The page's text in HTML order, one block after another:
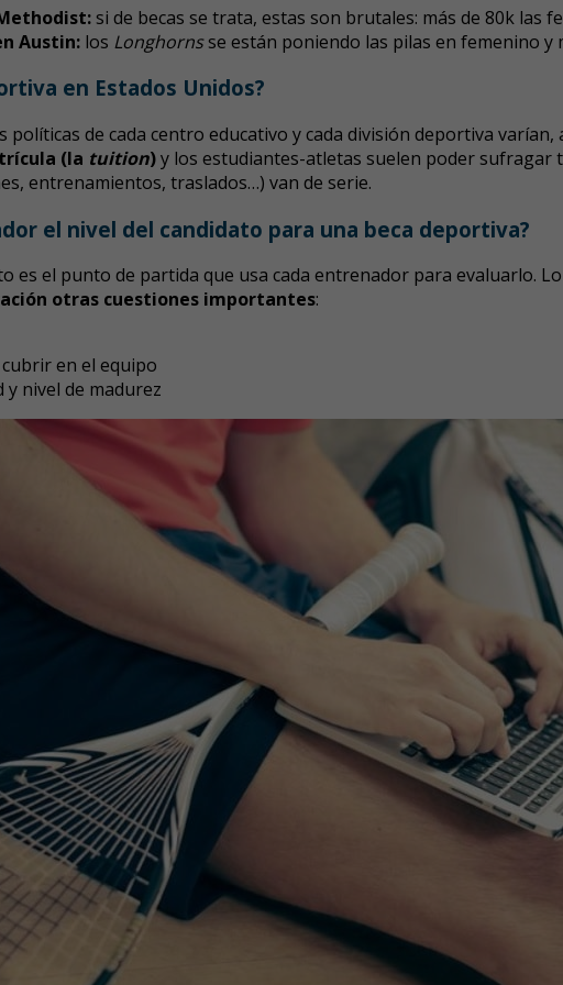
si de becas se trata, estas son brutales: más de 80k las
Austin: los Longhornsse están poniendo las pilas en femenino y
en Estados Unidos?
políticas de cada centro educativo y cada división deportiva varían,
(la tuition)y los estudiantes-atletas suelen poder sufragar
entrenamientos, traslados…) van de serie.
el nivel del candidato para una beca deportiva?
es el punto de partida que usa cada entrenador para evaluarlo.
otras cuestiones importantes:
en el equipo
nivel de madurez